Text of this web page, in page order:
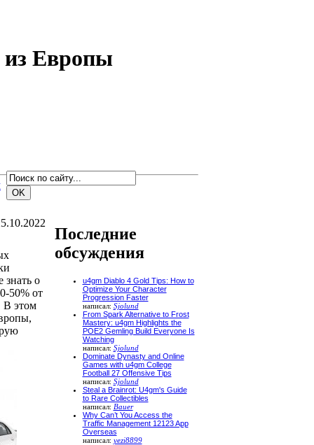
из Европы
знать о
50% от
В этом
Последние
обсуждения
u4gm Diablo 4 Gold Tips: How to
Optimize Your Character
Progression Faster
написал: Sjolund
From Spark Alternative to Frost
Mastery: u4gm Highlights the
POE2 Gemling Build Everyone Is
Watching
написал: Sjolund
Dominate Dynasty and Online
Games with u4gm College
Football 27 Offensive Tips
написал: Sjolund
Steal a Brainrot: U4gm's Guide
to Rare Collectibles
написал: Bauer
Why Can’t You Access the
Traffic Management 12123 App
Overseas
написал: yezi8899